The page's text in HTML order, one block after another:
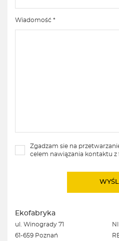
Wiadomość *
Zgadzam sie na
celem nawiązania kontaktu
Ekofabryka
ul. Winogrady 71
61-659 Poznań